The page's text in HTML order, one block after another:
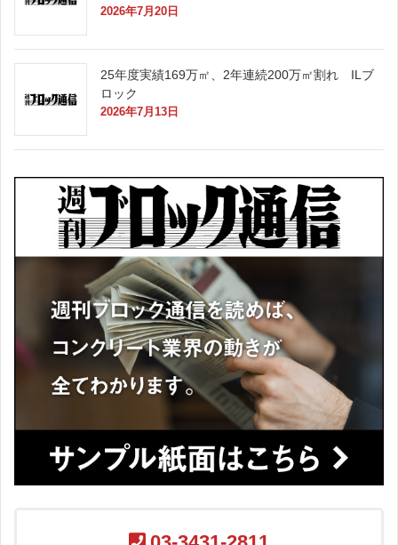
2026年7月20日
25年度実績169万㎡、2年連続200万㎡割れ ILブ
ロック
2026年7月13日